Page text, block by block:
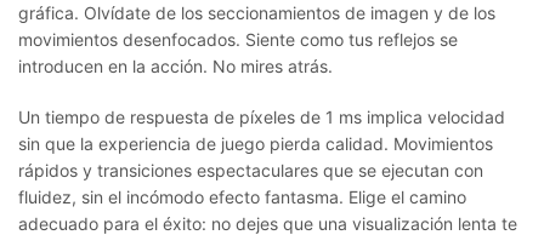
gráfica. Olvídate de los seccionamientos de imagen y de los
movimientos desenfocados. Siente como tus reflejos se
introducen en la acción. No mires atrás.
Un tiempo de respuesta de píxeles de 1 ms implica velocidad
sin que la experiencia de juego pierda calidad. Movimientos
rápidos y transiciones espectaculares que se ejecutan con
fluidez, sin el incómodo efecto fantasma. Elige el camino
adecuado para el éxito: no dejes que una visualización lenta te